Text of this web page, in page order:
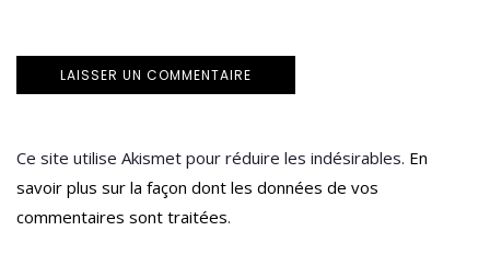
Ce site utilise Akismet pour réduire les indésirables. En
savoir plus sur la façon dont les données de vos
commentaires sont traitées.